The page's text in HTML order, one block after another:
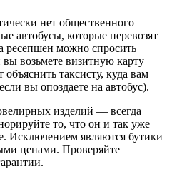
нет общественного
автобусы, которые перевозят
ресепшен можно спросить
возьмете визитную карту
таксисту, куда вам
вы опоздаете на автобус).
изделий — всегда
то, что он и так уже
Исключением являются бутики
ценами. Проверяйте